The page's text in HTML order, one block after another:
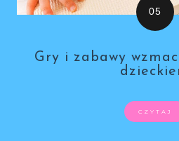
Gry i zabawy
CZYTAJ